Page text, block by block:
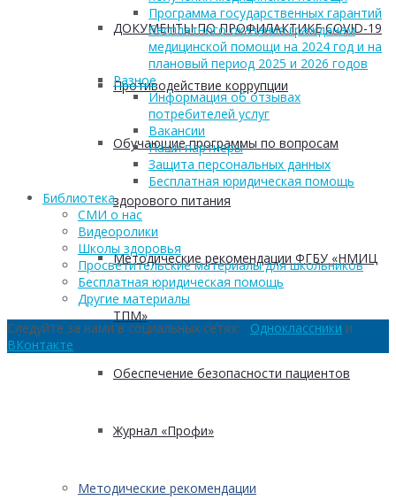
ДОКУМЕНТЫ ПО ПРОФИЛАКТИКЕ COVID-19
Противодействие коррупции
Обучающие программы по вопросам
здорового питания
Методические рекомендации ФГБУ «НМИЦ
ТПМ»
Обеспечение безопасности пациентов
Журнал «Профи»
Методические рекомендации
Программа государственных гарантий
бесплатного оказания гражданам
медицинской помощи на 2024 год и на
плановый период 2025 и 2026 годов
Разное
Информация об отзывах
потребителей услуг
Вакансии
Наши партнеры
Защита персональных данных
Бесплатная юридическая помощь
Библиотека
СМИ о нас
Видеоролики
Школы здоровья
Просветительские материалы для школьников
Бесплатная юридическая помощь
Другие материалы
Следуйте за нами в социальных сетях: Одноклассники и
ВКонтакте